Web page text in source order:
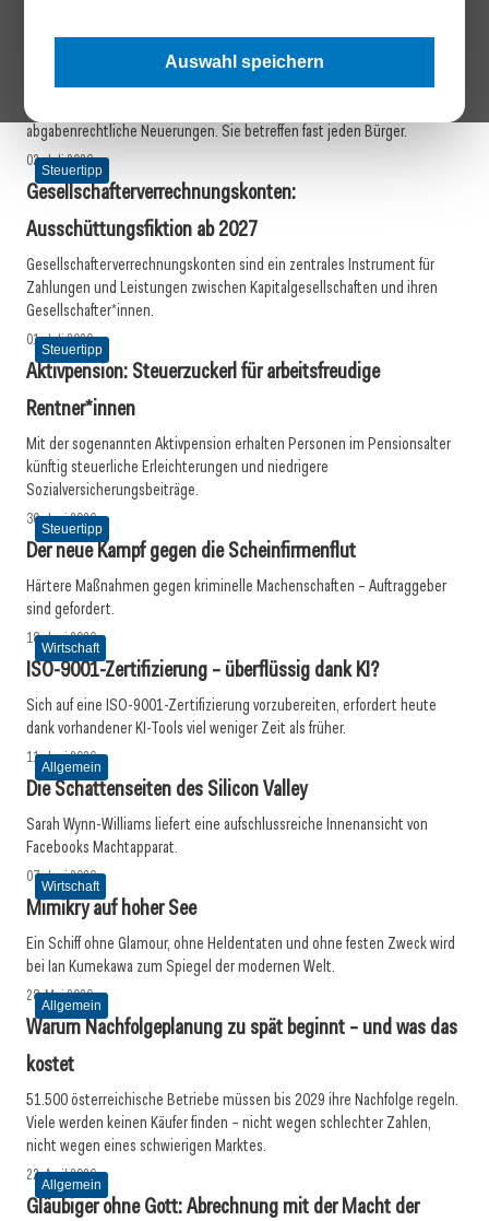
Auswahl speichern
03. Juli 2026
Doppelbudget als Spagat zwischen Be- und Entlastungen
Das Doppelbudget 2027/28 bringt zahlreiche steuer- und
abgabenrechtliche Neuerungen. Sie betreffen fast jeden Bürger.
Steuertipp
02. Juli 2026
Gesellschafterverrechnungskonten:
Ausschüttungsfiktion ab 2027
Gesellschafterverrechnungskonten sind ein zentrales Instrument für
Zahlungen und Leistungen zwischen Kapitalgesellschaften und ihren
Gesellschafter*innen.
Steuertipp
01. Juli 2026
Aktivpension: Steuerzuckerl für arbeitsfreudige
Rentner*innen
Mit der sogenannten Aktivpension erhalten Personen im Pensionsalter
künftig steuerliche Erleichterungen und niedrigere
Sozialversicherungsbeiträge.
Steuertipp
30. Juni 2026
Der neue Kampf gegen die Scheinfirmenflut
Härtere Maßnahmen gegen kriminelle Machenschaften – Auftraggeber
sind gefordert.
Wirtschaft
18. Juni 2026
ISO-9001-Zertifizierung – überflüssig dank KI?
Sich auf eine ISO-9001-Zertifizierung vorzubereiten, erfordert heute
dank vorhandener KI-Tools viel weniger Zeit als früher.
Allgemein
11. Juni 2026
Die Schattenseiten des Silicon Valley
Sarah Wynn-Williams liefert eine aufschlussreiche Innenansicht von
Facebooks Machtapparat.
Wirtschaft
07. Juni 2026
Mimikry auf hoher See
Ein Schiff ohne Glamour, ohne Heldentaten und ohne festen Zweck wird
bei Ian Kumekawa zum Spiegel der modernen Welt.
Allgemein
28. Mai 2026
Warum Nachfolgeplanung zu spät beginnt – und was das
kostet
51.500 österreichische Betriebe müssen bis 2029 ihre Nachfolge regeln.
Viele werden keinen Käufer finden – nicht wegen schlechter Zahlen,
nicht wegen eines schwierigen Marktes.
Allgemein
22. April 2026
Gläubiger ohne Gott: Abrechnung mit der Macht der